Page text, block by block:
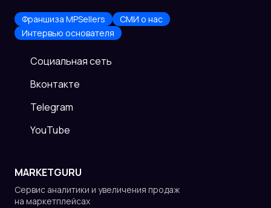
Франшиза MPSellers
СМИ о нас
Интервью основателя
Cоциальная сеть
Вконтакте
Telegram
YouTube
MARKETGURU
Сервис аналитики и увеличения продаж
на маркетплейсах